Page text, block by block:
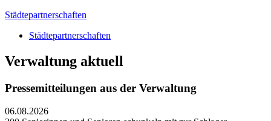
Städtepartnerschaften
Städtepartnerschaften
Verwaltung aktuell
Pressemitteilungen aus der Verwaltung
06.08.2026